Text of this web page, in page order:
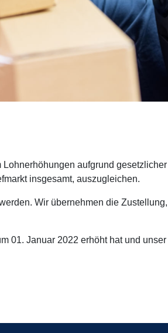
aufgrund
insgesamt, auszugleichen.
Wir übernehmen die
01. Januar 2022 erhöht hat und